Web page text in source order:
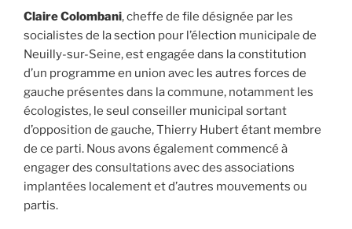
Claire Colombani, cheffe de file désignée par les
socialistes de la section pour l’élection municipale de
Neuilly-sur-Seine, est engagée dans la constitution
d’un programme en union avec les autres forces de
gauche présentes dans la commune, notamment les
écologistes, le seul conseiller municipal sortant
d’opposition de gauche, Thierry Hubert étant membre
de ce parti. Nous avons également commencé à
engager des consultations avec des associations
implantées localement et d’autres mouvements ou
partis.